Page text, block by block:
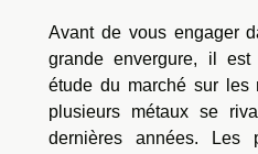
Avant de vous engager
grande envergure, il
étude du marché sur les
plusieurs métaux se
dernières années. Les